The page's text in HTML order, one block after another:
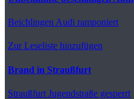
Beichlingen Audi ramponiert
Zur Leseliste hinzufügen
Brand in Straußfurt
Straußfurt Jugendstraße gesperrt